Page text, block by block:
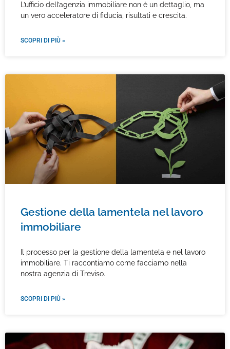
L’ufficio dell’agenzia immobiliare non è un dettaglio, ma
un vero acceleratore di fiducia, risultati e crescita.
SCOPRI DI PIÙ »
Gestione della lamentela nel lavoro
immobiliare
Il processo per la gestione della lamentela e nel lavoro
immobiliare. Ti raccontiamo come facciamo nella
nostra agenzia di Treviso.
SCOPRI DI PIÙ »